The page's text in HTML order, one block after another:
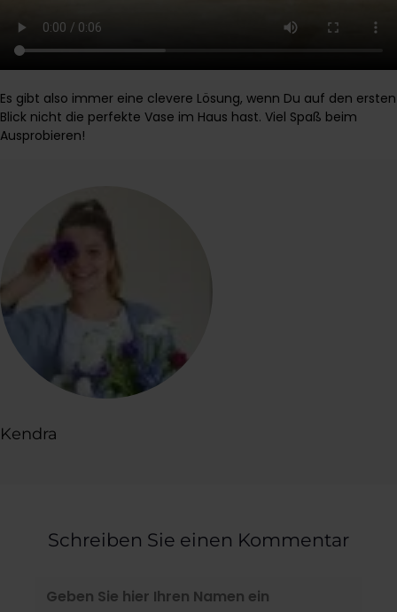
Es gibt also immer eine clevere Lösung, wenn Du auf den ersten
Blick nicht die perfekte Vase im Haus hast. Viel Spaß beim
Ausprobieren!
Kendra
Schreiben Sie einen Kommentar